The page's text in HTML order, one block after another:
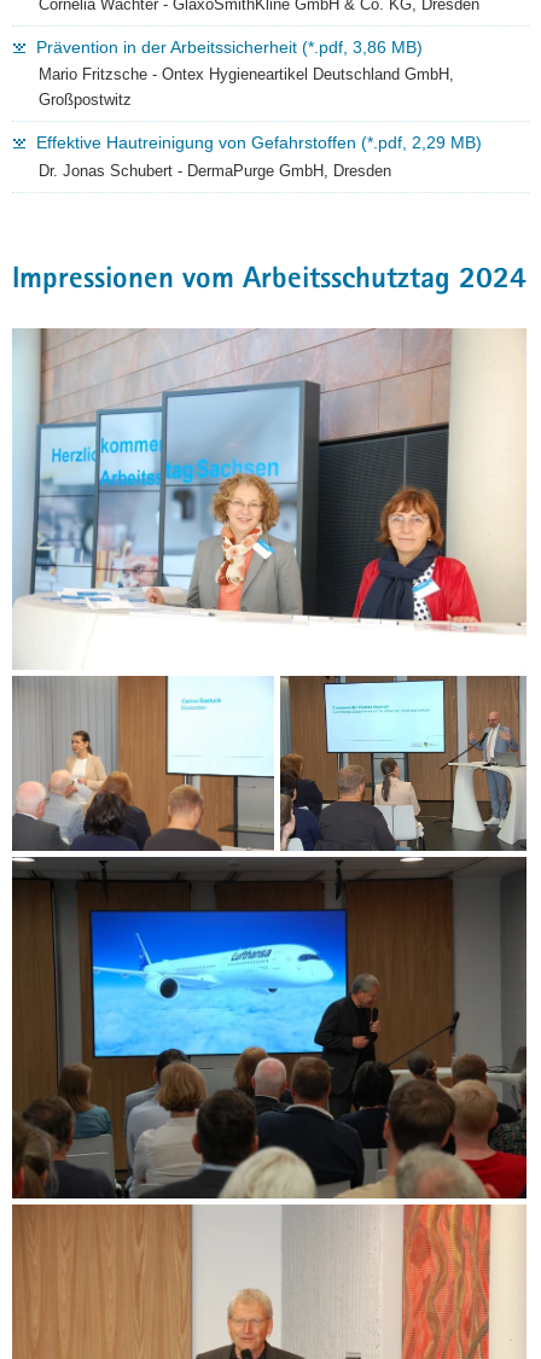
Cornelia Wachter - GlaxoSmithKline GmbH & Co. KG, Dresden
Prävention in der Arbeitssicherheit (*.pdf, 3,86 MB)
Mario Fritzsche - Ontex Hygieneartikel Deutschland GmbH,
Großpostwitz
Effektive Hautreinigung von Gefahrstoffen (*.pdf, 2,29 MB)
Dr. Jonas Schubert - DermaPurge GmbH, Dresden
Impressionen vom Arbeitsschutztag 2024